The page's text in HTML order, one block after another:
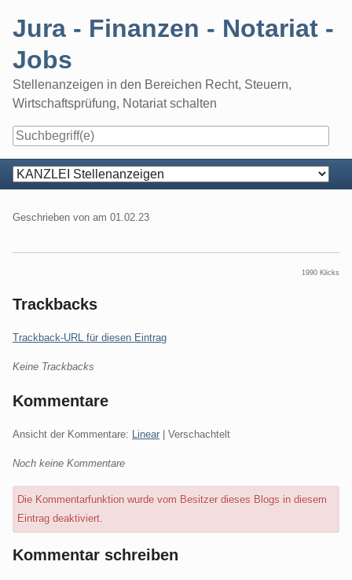
Jura - Finanzen - Notariat -
Jobs
Stellenanzeigen in den Bereichen Recht, Steuern,
Wirtschaftsprüfung, Notariat schalten
Navigation
Geschrieben von am 01.02.23
1990 Klicks
Trackbacks
Trackback-URL für diesen Eintrag
Keine Trackbacks
Kommentare
Ansicht der Kommentare: Linear | Verschachtelt
Noch keine Kommentare
Die Kommentarfunktion wurde vom Besitzer dieses Blogs in diesem
Eintrag deaktiviert.
Kommentar schreiben